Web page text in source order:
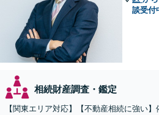
談受付
相続財産調査・鑑定
【関東エリア対応】【不動産相続に強い